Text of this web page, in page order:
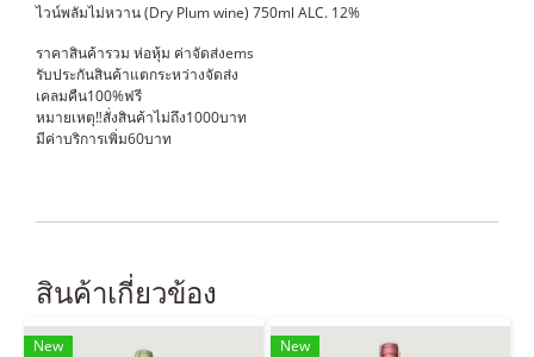
ไวน์พลัมไม่หวาน (Dry Plum wine) 750ml ALC. 12%
ราคาสินค้ารวม ห่อหุ้ม ค่าจัดส่งems
รับประกันสินค้าแตกระหว่างจัดส่ง
เคลมคืน100%ฟรี
หมายเหตุ‼️สั่งสินค้าไม่ถึง1000บาท
มีค่าบริการเพิ่ม60บาท
สินค้าเกี่ยวข้อง
New
New